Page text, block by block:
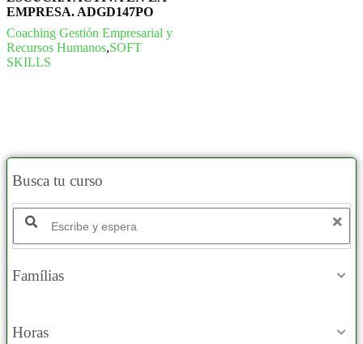
EMPRESA. ADGD147PO
Coaching Gestión Empresarial y
Recursos Humanos,SOFT
SKILLS
Busca tu curso
Buscar productos:
Famílias
Horas